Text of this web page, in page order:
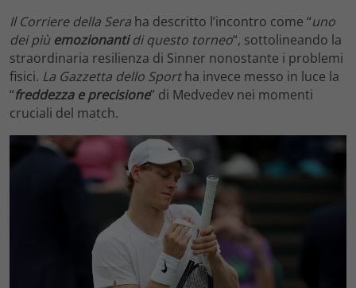
Il Corriere della Sera ha descritto l’incontro come “uno
dei più emozionantidi questo torneo“, sottolineando la
straordinaria resilienza di Sinner nonostante i problemi
fisici. La Gazzetta dello Sportha invece messo in luce la
“freddezza e precisione” di Medvedev nei momenti
cruciali del match.